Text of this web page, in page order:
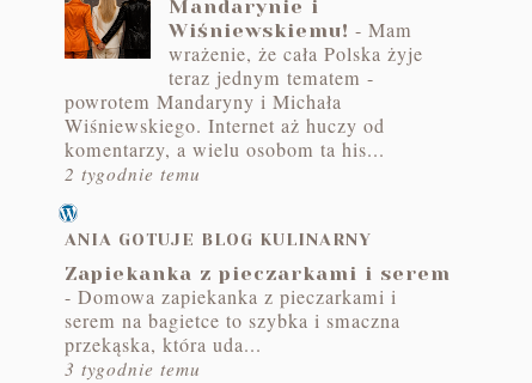
Mandarynie i
Wiśniewskiemu! - Mam
wrażenie, że cała Polska żyje
teraz jednym tematem -
powrotem Mandaryny i Michała
Wiśniewskiego. Internet aż huczy od
komentarzy, a wielu osobom ta his...
2 tygodnie temu
ANIA GOTUJE BLOG KULINARNY
Zapiekanka z pieczarkami i serem
- Domowa zapiekanka z pieczarkami i
serem na bagietce to szybka i smaczna
przekąska, która uda...
3 tygodnie temu